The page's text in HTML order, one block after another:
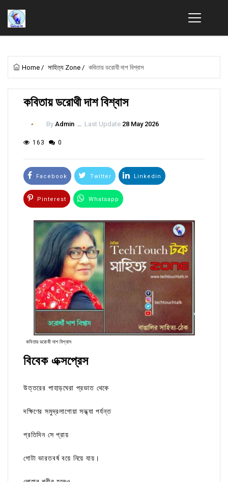
Home / সাহিত্য Zone / কবিতায় ডরোথী দাশ বিশ্বাস
কবিতায় ডরোথী দাশ বিশ্বাস
By Admin ــ Last Update 28 May 2026
163 0
Facebook Twitter Linkedin
Pinterest Whatsapp
কবিতায় ডরোথী দাশ বিশ্বাস
বিবেক এক্সপ্রেস
উত্তরের পাহাড়ঘেরা প্রভাত থেকে
দক্ষিণের সমুদ্রলাগোয়া সন্ধ্যা পর্যন্ত
প্রতিদিন সে প্রায়
গোটা ভারতবর্ষ বয়ে নিয়ে যায়।